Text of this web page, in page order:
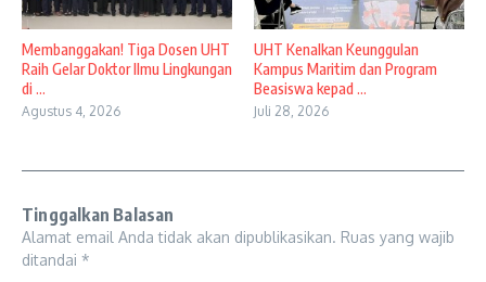
Membanggakan! Tiga Dosen UHT
Raih Gelar Doktor Ilmu Lingkungan
di ...
Agustus 4, 2026
UHT Kenalkan Keunggulan
Kampus Maritim dan Program
Beasiswa kepad ...
Juli 28, 2026
Tinggalkan Balasan
Alamat email Anda tidak akan dipublikasikan. Ruas yang wajib
ditandai *